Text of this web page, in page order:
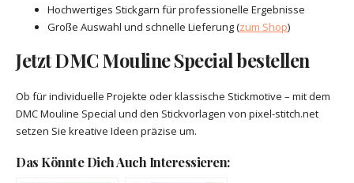
Hochwertiges Stickgarn für professionelle Ergebnisse
Große Auswahl und schnelle Lieferung (zum Shop)
Jetzt DMC Mouline Special bestellen
Ob für individuelle Projekte oder klassische Stickmotive – mit dem
DMC Mouline Special und den Stickvorlagen von pixel-stitch.net
setzen Sie kreative Ideen präzise um.
Das Könnte Dich Auch Interessieren: